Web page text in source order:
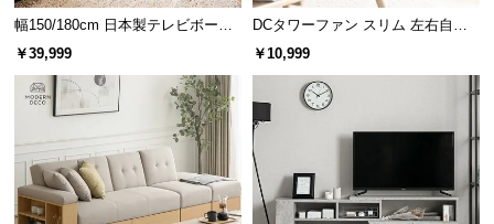
幅150/180cm 日本製テレビボード
TOT-002-1
￥39,999
DCタワーファン スリム 左右自動
首振り 8段階風量
￥10,999